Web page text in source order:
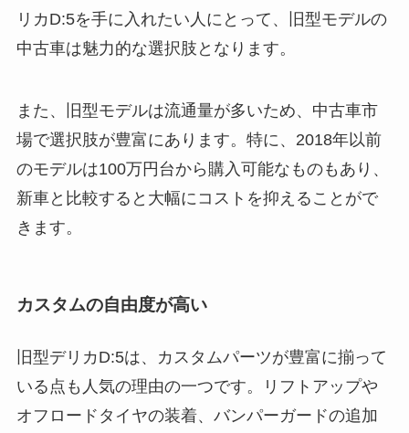
リカD:5を手に入れたい人にとって、旧型モデルの
中古車は魅力的な選択肢となります。
また、旧型モデルは流通量が多いため、中古車市
場で選択肢が豊富にあります。特に、2018年以前
のモデルは100万円台から購入可能なものもあり、
新車と比較すると大幅にコストを抑えることがで
きます。
カスタムの自由度が高い
旧型デリカD:5は、カスタムパーツが豊富に揃って
いる点も人気の理由の一つです。リフトアップや
オフロードタイヤの装着、バンパーガードの追加